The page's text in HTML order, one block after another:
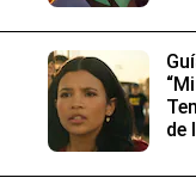
de